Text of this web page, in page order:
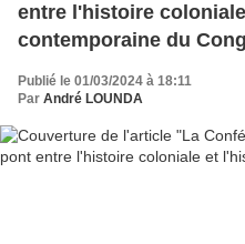
entre l'histoire
contemporaine du
Publié le 01/03/2024 à 18:11
Par André LOUNDA